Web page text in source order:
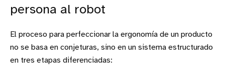
persona al robot
El proceso para perfeccionar la ergonomía de un producto
no se basa en conjeturas, sino en un sistema estructurado
en tres etapas diferenciadas: